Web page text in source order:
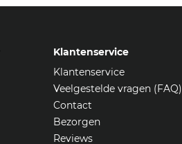
Klantenservice
Klantenservice
Veelgestelde vragen (FAQ)
Contact
Bezorgen
Reviews